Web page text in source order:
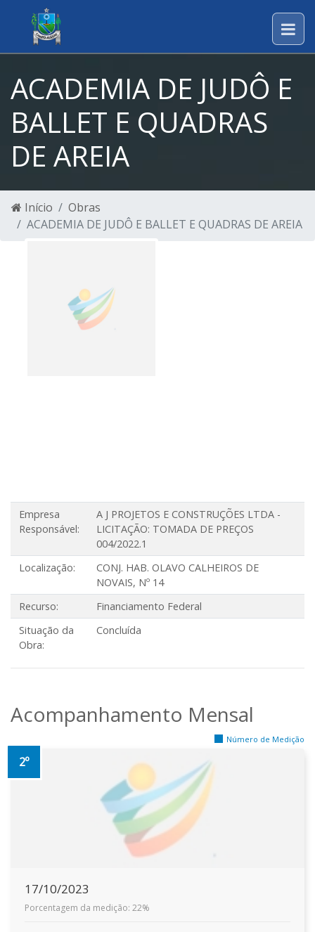
ACADEMIA DE JUDÔ E
BALLET E QUADRAS
DE AREIA
Início
Obras
ACADEMIA DE JUDÔ E BALLET E QUADRAS DE AREIA
Empresa
Responsável:
A J PROJETOS E CONSTRUÇÕES LTDA -
LICITAÇÃO: TOMADA DE PREÇOS
004/2022.1
Localização:
CONJ. HAB. OLAVO CALHEIROS DE
NOVAIS, Nº 14
Recurso:
Financiamento Federal
Situação da
Obra:
Concluída
Acompanhamento Mensal
Número de Medição
2º
17/10/2023
Porcentagem da medição: 22%